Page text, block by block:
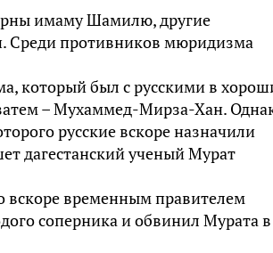
имаму Шaмилю, другие
Среди противников мюридизма
который был с русскими в
– Мухаммед-Мирза-Хан.
русские вскоре назначили
дагестанский ученый Мурат
вскоре временным правителем
соперника и обвинил Мурaта в